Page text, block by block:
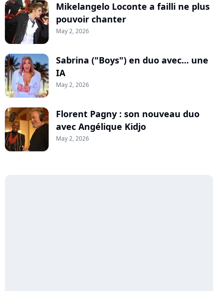
Mikelangelo Loconte a failli ne plus
pouvoir chanter
May 2, 2026
Sabrina ("Boys") en duo avec... une
IA
May 2, 2026
Florent Pagny : son nouveau duo
avec Angélique Kidjo
May 2, 2026